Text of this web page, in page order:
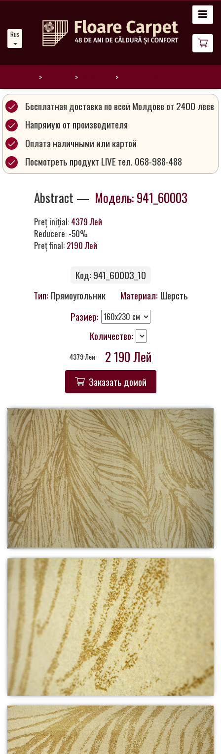
Russian
Главная
Новости
Наши
ковры
Магия
ковров
Стань
партнером
Контакты
Бесплатная доставка по всей Молдове от 2400 леев
Напрямую от производителя
Оплата наличными или картой
Посмотреть продукт LIVE тел. 068-988-488
Abstract — Модель: 941_60003
Preț inițial: 4379 Лей
Reducere: -50%
Preț final: 2190 Лей
Код: 941_60003_10
Тип: Прямоугольник Материал: Шерсть
Размер:
Количество:
4379 Лей 2 190 Лей
Заказать домой